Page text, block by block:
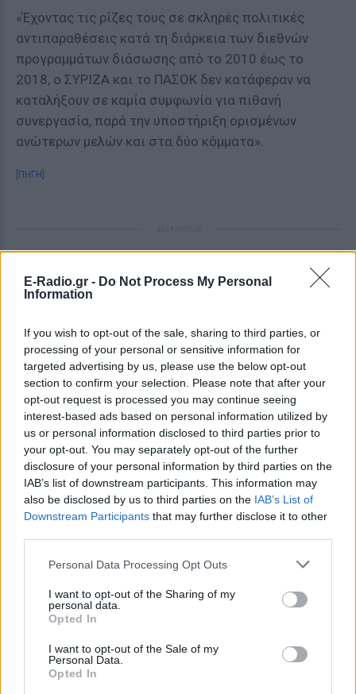
E-Radio.gr - Do Not Process My Personal
Information
If you wish to opt-out of the sale, sharing to third parties, or
processing of your personal or sensitive information for
targeted advertising by us, please use the below opt-out
section to confirm your selection. Please note that after your
opt-out request is processed you may continue seeing
interest-based ads based on personal information utilized by
us or personal information disclosed to third parties prior to
your opt-out. You may separately opt-out of the further
disclosure of your personal information by third parties on the
IAB’s list of downstream participants. This information may
also be disclosed by us to third parties on the IAB’s List of
Downstream Participants that may further disclose it to other
Personal Data Processing Opt Outs
I want to opt-out of the Sharing of my
personal data.
Opted In
I want to opt-out of the Sale of my
Personal Data.
Opted In
«Έχοντας τις ρίζες τους σε σκληρές πολιτικές
αντιπαραθέσεις κατά τη διάρκεια των διεθνών
προγραμμάτων διάσωσης από το 2010 έως το
2018, ο ΣΥΡΙΖΑ και το ΠΑΣΟΚ δεν κατάφεραν να
καταλήξουν σε καμία συμφωνία για πιθανή
συνεργασία, παρά την υποστήριξη ορισμένων
ανώτερων μελών και στα δύο κόμματα».
[ΠΗΓΗ]
Ακολουθήστε το E-Radio.gr στο
Google News
και μάθετε πρώτοι
Για ακόμη περισσότερανέα, μπείτε στηνροή
ειδήσεωντου E-Daily.gr